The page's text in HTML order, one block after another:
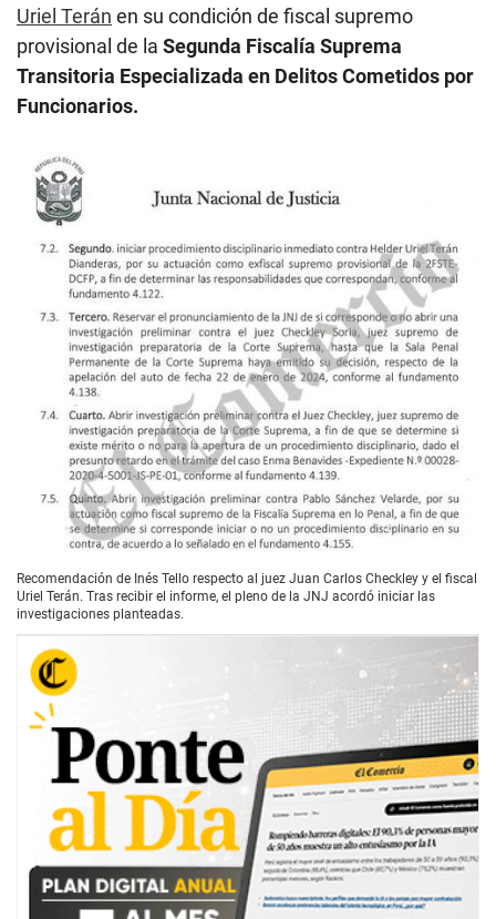
Uriel Terán en su condición de fiscal supremo
provisional de la Segunda Fiscalía Suprema
Transitoria Especializada en Delitos Cometidos por
Funcionarios.
Recomendación de Inés Tello respecto al juez Juan Carlos Checkley y el fiscal
Uriel Terán. Tras recibir el informe, el pleno de la JNJ acordó iniciar las
investigaciones planteadas.